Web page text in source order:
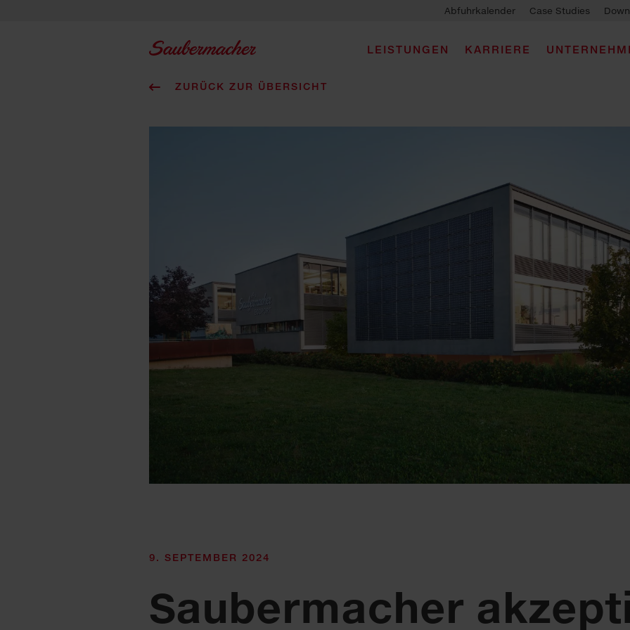
Abfuhrkalender Case Studies
LEISTUNGEN KARRIERE
ZURÜCK ZUR ÜBERSICHT
9. SEPTEMBER 2024
Saubermacher